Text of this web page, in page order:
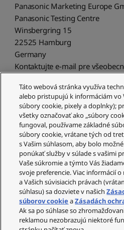
Panasonic Marketing Europe
Panasonic Testing Centre
Winsbergring 15
22525 Hamburg
Germany
Kontaktujte e-mail pre
Zákaznícky servis
Váš účet
Právne informácie
Táto webová stránka využíva
alebo pristupujú k informáciám vo
súbory cookie, pixely a doplnky);
všetky označovať ako „súbory
fungoval, používame základné
súbory cookie, vrátane tých od
s Vašim súhlasom, aby bolo
ponúkať služby v súlade s vašimi
Vaše súkromie a týmto Vás
svoje preferencie. Viac informácií
a Vašich súvisiacich právach
súhlasu) sa dozviete v našich
súborov cookieaZásadách
Ak sa po súhlase so
reklamou nezobrazujú niektoré